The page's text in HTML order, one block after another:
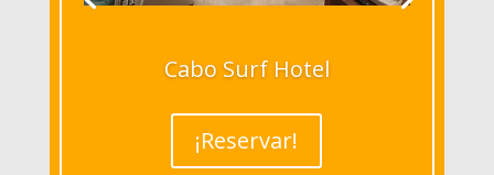
Cabo Surf Hotel
¡Reservar!